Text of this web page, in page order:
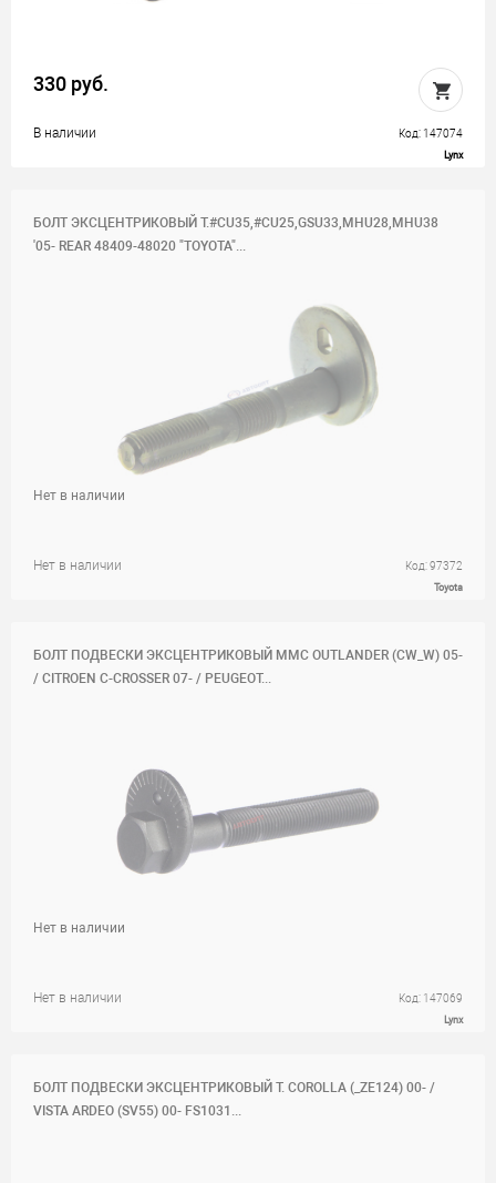
330 руб.
В наличии Код: 147074
Lynx
БОЛТ ЭКСЦЕНТРИКОВЫЙ T.#CU35,#CU25,GSU33,MHU28,MHU38
'05- REAR 48409-48020 "TOYOTA"...
Нет в наличии Код: 97372
Toyota
Нет в наличии
БОЛТ ПОДВЕСКИ ЭКСЦЕНТРИКОВЫЙ MMC OUTLANDER (CW_W) 05-
/ CITROEN C-CROSSER 07- / PEUGEOT...
Нет в наличии Код: 147069
Lynx
Нет в наличии
БОЛТ ПОДВЕСКИ ЭКСЦЕНТРИКОВЫЙ T. COROLLA (_ZE124) 00- /
VISTA ARDEO (SV55) 00- FS1031...